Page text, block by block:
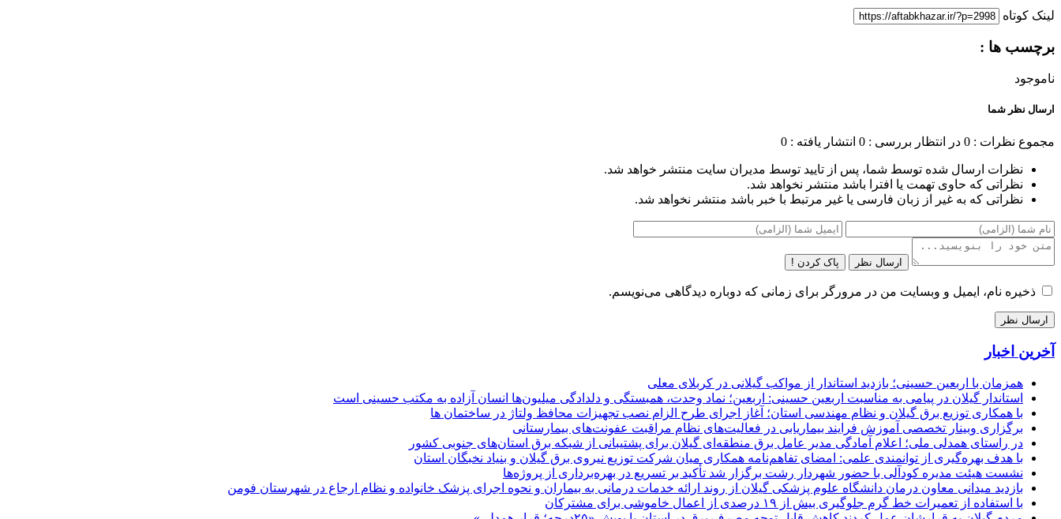
لینک کوتاه
برچسب ها :
ناموجود
ارسال نظر شما
مجموع نظرات : 0 در انتظار بررسی : 0 انتشار یافته : 0
نظرات ارسال شده توسط شما، پس از تایید توسط مدیران سایت منتشر خواهد شد.
نظراتی که حاوی تهمت یا افترا باشد منتشر نخواهد شد.
نظراتی که به غیر از زبان فارسی یا غیر مرتبط با خبر باشد منتشر نخواهد شد.
ارسال نظر پاک کردن !
ذخیره نام، ایمیل و وبسایت من در مرورگر برای زمانی که دوباره دیدگاهی می‌نویسم.
آخرین اخبار
همزمان با اربعین حسینی؛ بازدید استاندار از مواکب گیلانی در کربلای معلی
استاندار گیلان در پیامی به مناسبت اربعین حسینی: اربعین؛ نماد وحدت، همبستگی و دلدادگی میلیون‌ها انسان آزاده به مکتب حسینی است
با همکاری توزیع برق گیلان و نظام مهندسی استان؛ آغاز اجرای طرح الزام نصب تجهیزات محافظ ولتاژ در ساختمان ها
برگزاری وبینار تخصصی آموزش فرایند بیماریابی در فعالیت‌های نظام مراقبت عفونت‌های بیمارستانی
در راستای همدلی ملی؛ اعلام آمادگی مدیر عامل برق منطقه‌ای گیلان برای پشتیبانی از شبكه برق استان‌های جنوبی كشور
با هدف بهره‌گیری از توانمندی علمی: امضای تفاهم‌نامه همكاری میان شركت توزیع نیروی برق گیلان و بنیاد نخبگان استان
نشست هیئت مدیره کودآلی با حضور شهردار رشت برگزار شد تأکید بر تسریع در بهره‌برداری از پروژه‌ها
بازدید میدانی معاون درمان دانشگاه علوم پزشکی گیلان از روند ارائه خدمات درمانی به بیماران و نحوه اجرای پزشک خانواده و نظام ارجاع در شهرستان فومن
با استفاده از تعمیرات خط گرم جلوگیری بیش از ۱۹ درصدی از اعمال خاموشی برای مشتركان